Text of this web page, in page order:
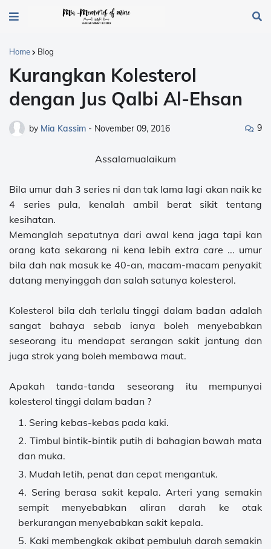
Home Blog
Kurangkan Kolesterol
dengan Jus Qalbi Al-Ehsan
by Mia Kassim - November 09, 2016 9
Assalamualaikum
Bila umur dah 3 series ni dan tak lama lagi akan naik ke
4 series pula, kenalah ambil berat sikit tentang
kesihatan.
Memanglah sepatutnya dari awal kena jaga tapi kan
orang kata sekarang ni kena lebihextra care ... umur
bila dah nak masuk ke 40-an, macam-macam penyakit
datang menyinggah dan salah satunya kolesterol.
Kolesterol bila dah terlalu tinggi dalam badan adalah
sangat bahaya sebab ianya boleh menyebabkan
seseorang itu mendapat serangan sakit jantung dan
juga strok yang boleh membawa maut.
Apakah tanda-tanda seseorang itu mempunyai
kolesterol tinggi dalam badan ?
Sering kebas-kebas pada kaki.
Timbul bintik-bintik putih di bahagian bawah mata
dan muka.
Mudah letih, penat dan cepat mengantuk.
Sering berasa sakit kepala. Arteri yang semakin
sempit menyebabkan aliran darah ke otak
berkurangan menyebabkan sakit kepala.
Kaki membengkak akibat pembuluh darah semakin